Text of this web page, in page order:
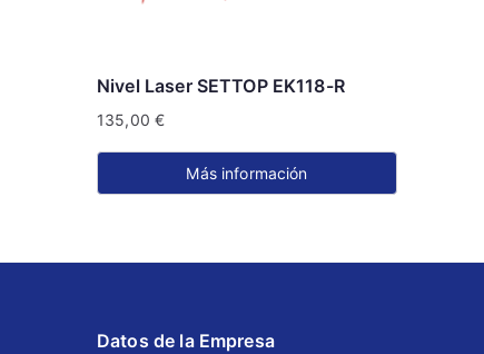
Nivel Laser SETTOP EK118-R
135,00€
Más información
Datos de la Empresa